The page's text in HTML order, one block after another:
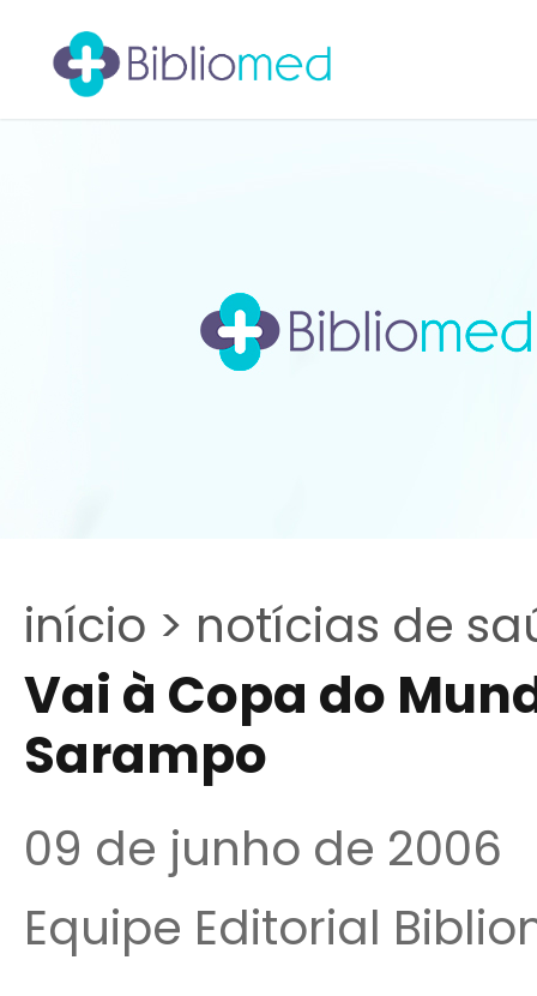
início > notícias de
Vai à Copa do
Sarampo
09 de junho de 2006
Equipe Editorial